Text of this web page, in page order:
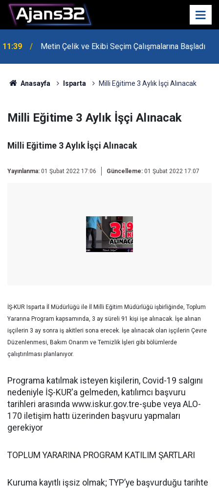
10:15 Hafta Sonu Havalar Nasıl Olacak?
Anasayfa Isparta Milli Eğitime 3 Aylık İşçi Alınacak
Milli Eğitime 3 Aylık İşçi Alınacak
Milli Eğitime 3 Aylık İşçi Alınacak
Yayınlanma: 01 Şubat 2022 17:06 Güncelleme: 01 Şubat 2022 17:07
İŞ-KUR Isparta İl Müdürlüğü ile İl Milli Eğitim Müdürlüğü işbirliğinde, Toplum
Yararına Program kapsamında, 3 ay süreli 91 kişi işe alınacak. İşe alınan
işçilerin 3 ay sonra iş akitleri sona erecek. İşe alınacak olan işçilerin Çevre
Düzenlenmesi, Bakım Onarım ve Temizlik İşleri gibi bölümlerde
çalıştırılması planlanıyor.
Programa katılmak isteyen kişilerin, Covid-19 salgını
nedeniyle İŞ-KUR'a gelmeden, katılımcı başvuru
tarihleri arasında www.iskur.gov.tre-şube veya ALO-
170 iletişim hattı üzerinden başvuru yapmaları
gerekiyor
TOPLUM YARARINA PROGRAM KATILIM ŞARTLARI
Kuruma kayıtlı işsiz olmak; TYP’ye başvurduğu tarihte